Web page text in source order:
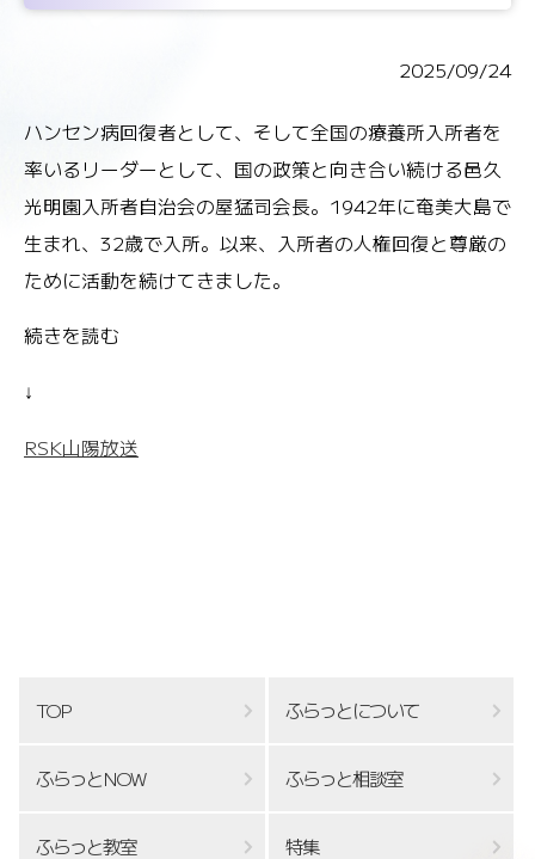
2025/09/24
ハンセン病回復者として、そして全国の療養所入所者を
率いるリーダーとして、国の政策と向き合い続ける邑久
光明園入所者自治会の屋猛司会長。1942年に奄美大島で
生まれ、32歳で入所。以来、入所者の人権回復と尊厳の
ために活動を続けてきました。
続きを読む
↓
RSK山陽放送
TOP ふらっとについて
ふらっとNOW ふらっと相談室
ふらっと教室 特集